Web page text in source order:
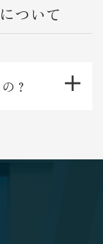
ついて
？